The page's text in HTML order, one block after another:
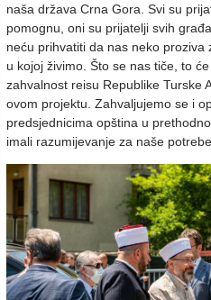
naša država Crna Gora. Svi su
pomognu, oni su prijatelji svih
neću prihvatiti da nas neko
u kojoj živimo. Što se nas tiče, to
zahvalnost reisu Republike Turske
ovom projektu. Zahvaljujemo se i
predsjednicima opština u
imali razumijevanje za naše